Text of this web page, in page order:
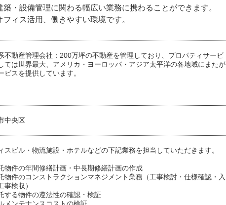
・設備管理に関わる幅広い業務に携わることができます。
ィス活用、働きやすい環境です。
不動産管理会社：200万坪の不動産を管理しており、プロパティサービ
ては世界最大、アメリカ・ヨーロッパ・アジア太平洋の各地域にまたが
ビスを提供しています。
中央区
スビル・物流施設・ホテルなどの下記業務を担当していただきます。
物件の年間修繕計画・中長期修繕計画の作成
物件のコンストラクションマネジメント業務（工事検討・仕様確認・入
事検収）
する物件の遵法性の確認・検証